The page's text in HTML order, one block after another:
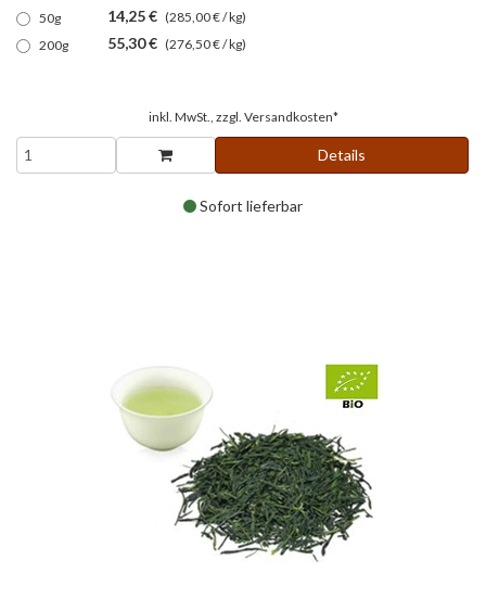
50g
14,25 € (285,00 € / kg)
200g
55,30 € (276,50 € / kg)
inkl. MwSt., zzgl. Versandkosten*
Details
Sofort lieferbar